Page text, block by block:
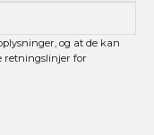
og at de kan
retningslinjer for